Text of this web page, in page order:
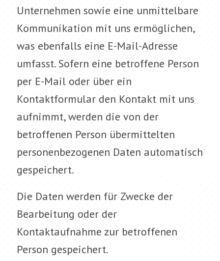
Unternehmen sowie eine unmittelbare
Kommunikation mit uns ermöglichen,
was ebenfalls eine E-Mail-Adresse
umfasst. Sofern eine betroffene Person
per E-Mail oder über ein
Kontaktformular den Kontakt mit uns
aufnimmt, werden die von der
betroffenen Person übermittelten
personenbezogenen Daten automatisch
gespeichert.
Die Daten werden für Zwecke der
Bearbeitung oder der
Kontaktaufnahme zur betroffenen
Person gespeichert.